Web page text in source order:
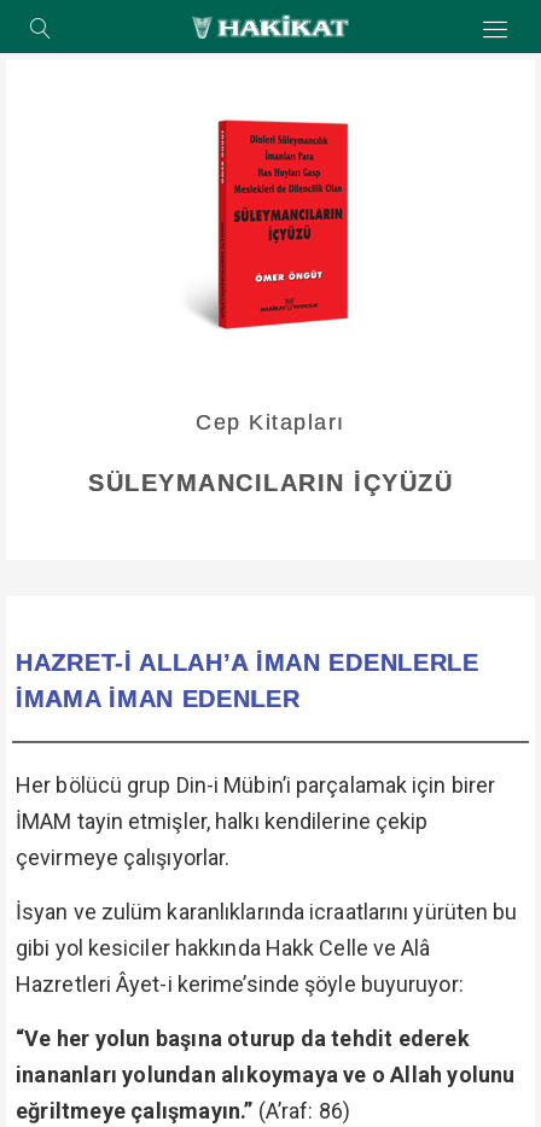
Cep Kitapları
SÜLEYMANCILARIN İÇYÜZÜ
HAZRET-İ ALLAH’A İMAN EDENLERLE
İMAMA İMAN EDENLER
Her bölücü grup Din-i Mübin’i parçalamak için birer
İMAM tayin etmişler, halkı kendilerine çekip
çevirmeye çalışıyorlar.
İsyan ve zulüm karanlıklarında icraatlarını yürüten bu
gibi yol kesiciler hakkında Hakk Celle ve Alâ
Hazretleri Âyet-i kerime’sinde şöyle buyuruyor:
“Ve her yolun başına oturup da tehdit ederek
inananları yolundan alıkoymaya ve o Allah yolunu
eğriltmeye çalışmayın.” (A’raf: 86)